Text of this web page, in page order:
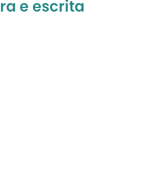
e escrita
certo para